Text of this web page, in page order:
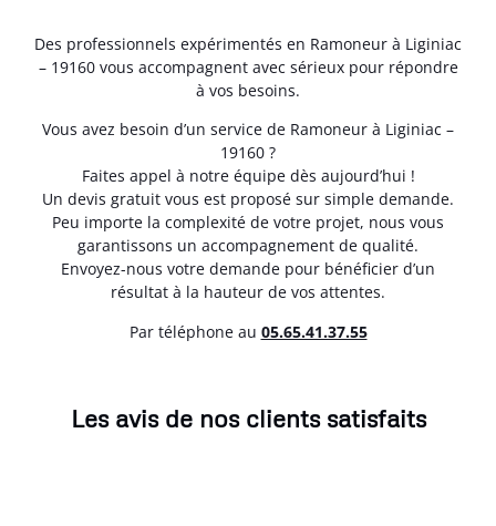
Des professionnels expérimentés en Ramoneur à Liginiac
– 19160 vous accompagnent avec sérieux pour répondre
à vos besoins.
Vous avez besoin d’un service de Ramoneur à Liginiac –
19160 ?
Faites appel à notre équipe dès aujourd’hui !
Un devis gratuit vous est proposé sur simple demande.
Peu importe la complexité de votre projet, nous vous
garantissons un accompagnement de qualité.
Envoyez-nous votre demande pour bénéficier d’un
résultat à la hauteur de vos attentes.
Par téléphone au 05.65.41.37.55
Les avis de nos clients satisfaits